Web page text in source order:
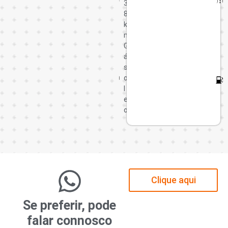
3
8
k
m
G
á
s
o
l
e
o
Se preferir, pode
falar connosco
Clique aqui